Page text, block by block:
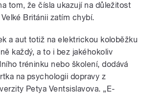
tom, že čísla ukazují na důležitost
Británii zatím chybí.
a aut totiž na elektrickou koloběžku
každý, a to i bez jakéhokoliv
tréninku nebo školení, dodává
na psychologii dopravy z
Petya Ventsislavova. „E-